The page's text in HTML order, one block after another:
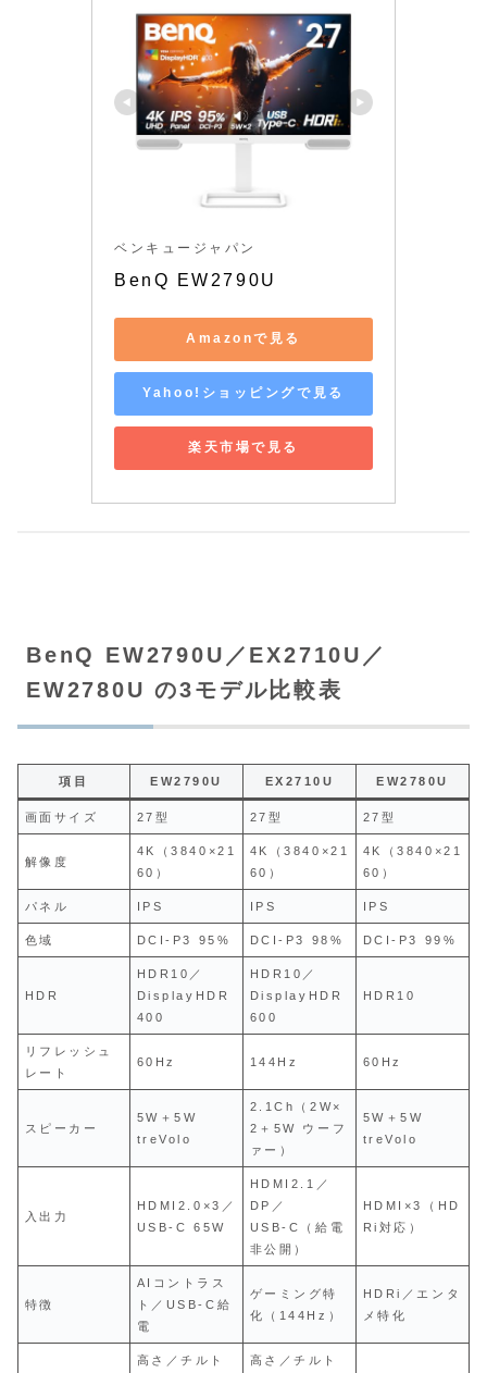
ベンキュージャパン
BenQ EW2790U
Amazonで見る
Yahoo!ショッピングで見る
楽天市場で見る
BenQ EW2790U／EX2710U／
EW2780U の3モデル比較表
項目 EW2790U EX2710U EW2780U
画面サイズ 27型 27型 27型
解像度
4K（3840×21
60）
4K（3840×21
60）
4K（3840×21
60）
パネル IPS IPS IPS
色域 DCI‑P3 95% DCI‑P3 98% DCI‑P3 99%
HDR
HDR10／
DisplayHDR
400
HDR10／
DisplayHDR
600
HDR10
リフレッシュ
レート
60Hz 144Hz 60Hz
スピーカー
5W＋5W
treVolo
2.1Ch（2W×
2＋5W ウーフ
ァー）
5W＋5W
treVolo
入出力
HDMI2.0×3／
USB‑C 65W
HDMI2.1／
DP／
USB‑C（給電
非公開）
HDMI×3（HD
Ri対応）
特徴
AIコントラス
ト／USB‑C給
電
ゲーミング特
化（144Hz）
HDRi／エンタ
メ特化
高さ／チルト
高さ／チルト